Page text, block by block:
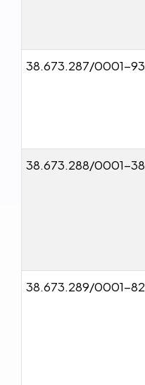
38.673.287/0001-93
38.673.288/0001-38
38.673.289/0001-82